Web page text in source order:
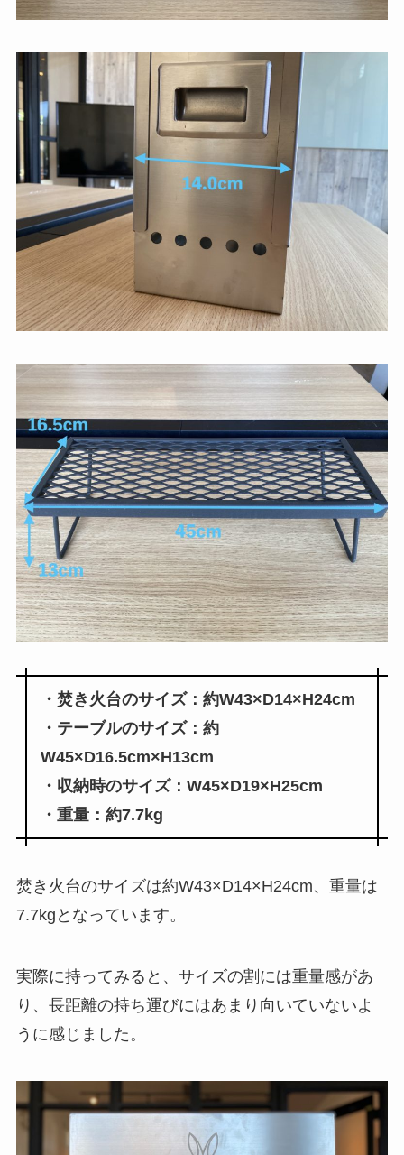
・焚き火台のサイズ：約W43×D14×H24cm
・テーブルのサイズ：約
W45×D16.5cm×H13cm
・収納時のサイズ：W45×D19×H25cm
・重量：約7.7kg
焚き火台のサイズは約W43×D14×H24cm、重量は
7.7kg となっています。
実際に持ってみると、サイズの割には重量感があ
り、長距離の持ち運びにはあまり向いていないよ
うに感じました。